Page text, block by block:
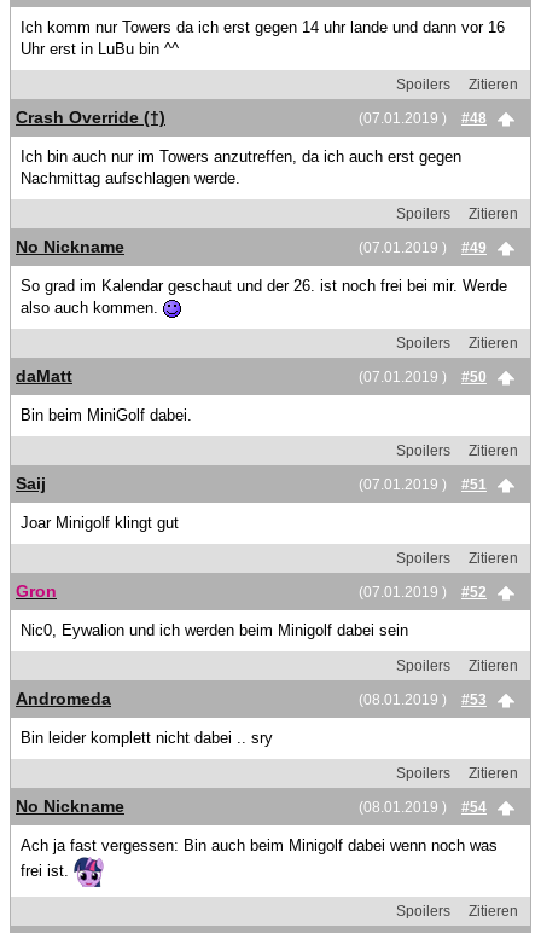
Ich komm nur Towers da ich erst gegen 14 uhr lande und dann vor 16
Uhr erst in LuBu bin ^^
Spoilers
Zitieren
(07.01.2019 )
#48
Crash Override (†)
Ich bin auch nur im Towers anzutreffen, da ich auch erst gegen
Nachmittag aufschlagen werde.
Spoilers
Zitieren
(07.01.2019 )
#49
No Nickname
So grad im Kalendar geschaut und der 26. ist noch frei bei mir. Werde
also auch kommen.
Spoilers
Zitieren
(07.01.2019 )
#50
daMatt
Bin beim MiniGolf dabei.
Spoilers
Zitieren
(07.01.2019 )
#51
Saij
Joar Minigolf klingt gut
Spoilers
Zitieren
(07.01.2019 )
#52
Gron
Nic0, Eywalion und ich werden beim Minigolf dabei sein
Spoilers
Zitieren
(08.01.2019 )
#53
Andromeda
Bin leider komplett nicht dabei .. sry
Spoilers
Zitieren
(08.01.2019 )
#54
No Nickname
Ach ja fast vergessen: Bin auch beim Minigolf dabei wenn noch was
frei ist.
Spoilers
Zitieren